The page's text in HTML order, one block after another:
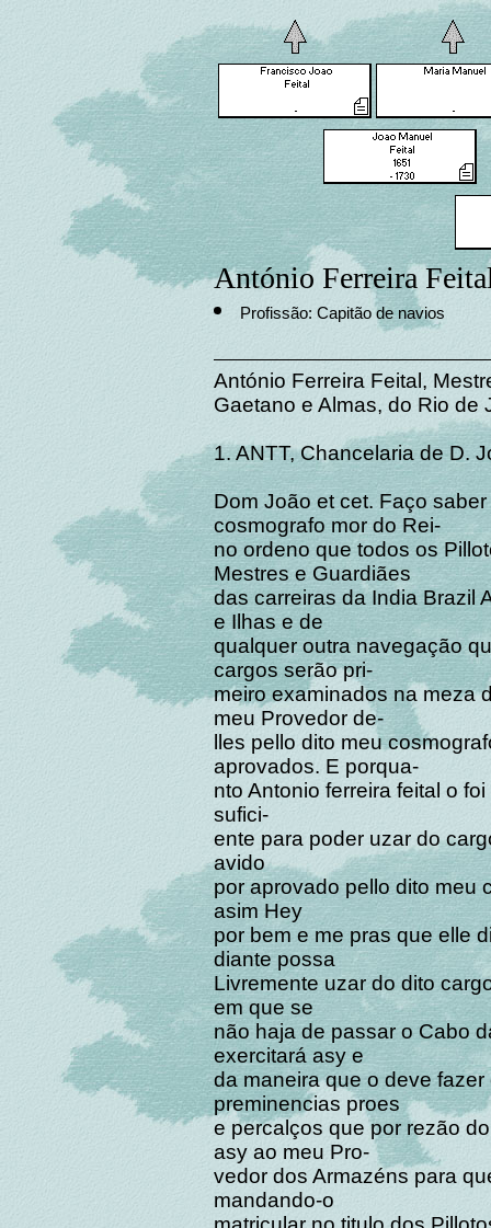
António Ferreira
Profissão: Capitão de navios
António Ferreira Feital,
Gaetano e Almas, do Rio de
1. ANTT, Chancelaria de D.
Dom João et cet. Faço
cosmografo mor do Rei-
no ordeno que todos os
Mestres e Guardiães
das carreiras da India Brazil
e Ilhas e de
qualquer outra navegação
cargos serão pri-
meiro examinados na meza
meu Provedor de-
lles pello dito meu
aprovados. E porqua-
nto Antonio ferreira feital o
sufici-
ente para poder uzar do
avido
por aprovado pello dito meu
asim Hey
por bem e me pras que elle
diante possa
Livremente uzar do dito
em que se
não haja de passar o Cabo
exercitará asy e
da maneira que o deve
preminencias proes
e percalços que por rezão
asy ao meu Pro-
vedor dos Armazéns para
mandando-o